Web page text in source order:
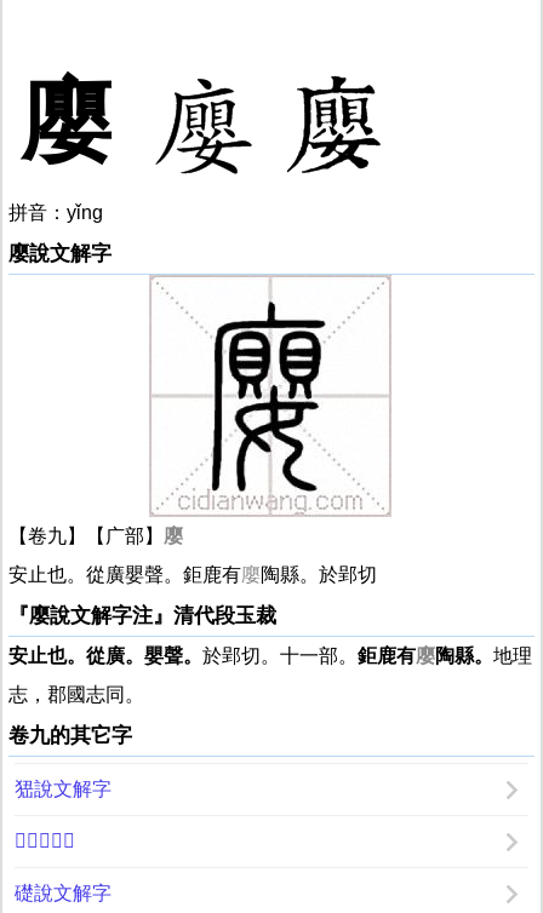
廮
拼音：yǐng
廮說文解字
【卷九】【广部】 廮
安止也。從廣嬰聲。鉅鹿有廮陶縣。於郢切
『廮說文解字注』清代段玉裁
安止也。從廣。嬰聲。 於郢切。十一部。 鉅鹿有廮陶縣。 地理
志，郡國志同。
卷九的其它字
峱說文解字
𩔊說文解字
礎說文解字